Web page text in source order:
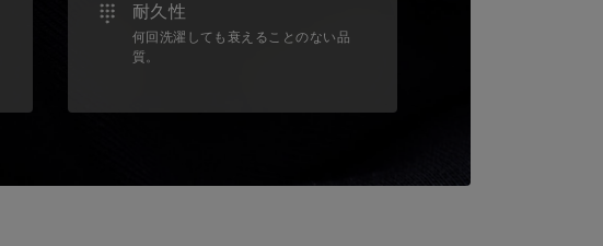
耐久性
何回洗濯しても衰えることのない品
質。